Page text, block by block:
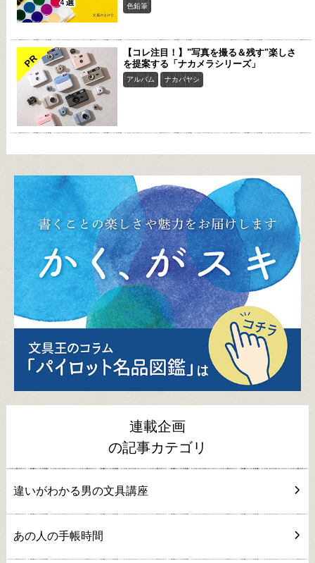
色鉛筆
PR
【コレ注目！】"写真を撮る＆残す"楽しさ
を提案する「ナカメラシリーズ」
アルバム ナカバヤシ
連載企画
の記事カテゴリ
違いがわかる男の文具講座
あの人の手帳時間